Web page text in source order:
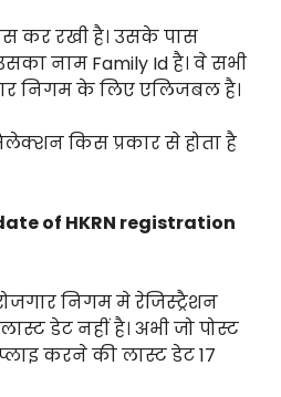
कर रखी है। उसके पास
नाम Family Id है। वे सभी
निगम के लिए एलिजबल है।
किस प्रकार से होता है
of HKRN registration
निगम मे रेजिस्ट्रैशन
डेट नहीं है। अभी जो पोस्ट
करने की लास्ट डेट 17